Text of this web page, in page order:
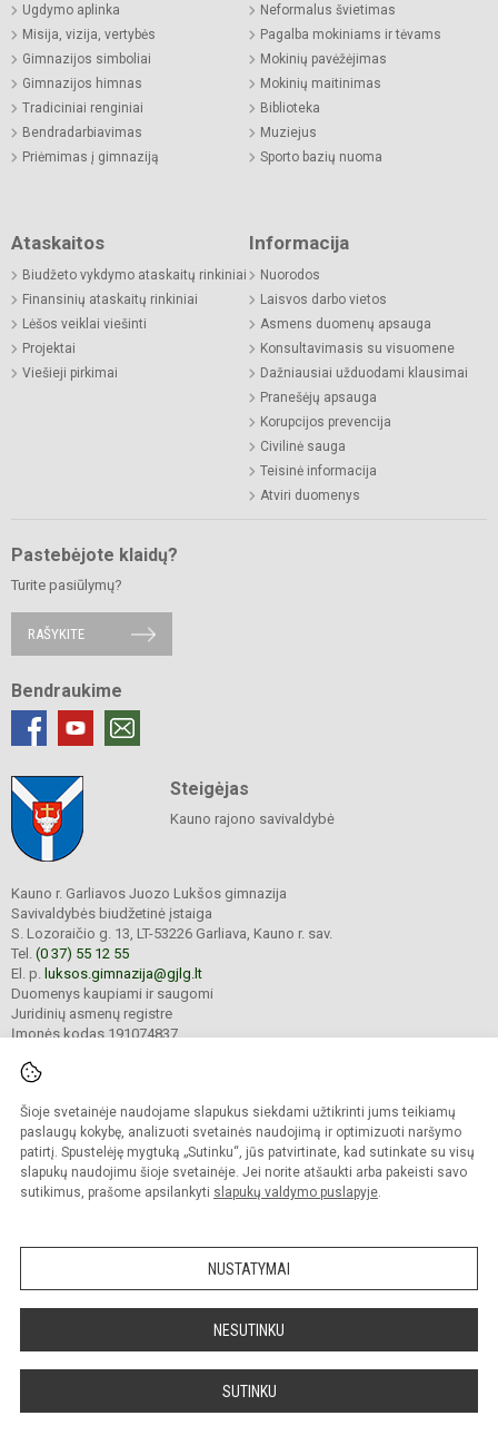
Šioje svetainėje naudojame slapukus siekdami užtikrinti jums teikiamų
paslaugų kokybę, analizuoti svetainės naudojimą ir optimizuoti naršymo
patirtį. Spustelėję mygtuką „Sutinku“, jūs patvirtinate, kad sutinkate su visų
slapukų naudojimu šioje svetainėje. Jei norite atšaukti arba pakeisti savo
sutikimus, prašome apsilankyti slapukų valdymo puslapyje.
NUSTATYMAI
NESUTINKU
SUTINKU
Ugdymo aplinka
Misija, vizija, vertybės
Gimnazijos simboliai
Gimnazijos himnas
Tradiciniai renginiai
Bendradarbiavimas
Priėmimas į gimnaziją
Neformalus švietimas
Pagalba mokiniams ir tėvams
Mokinių pavėžėjimas
Mokinių maitinimas
Biblioteka
Muziejus
Sporto bazių nuoma
Ataskaitos
Biudžeto vykdymo ataskaitų rinkiniai
Finansinių ataskaitų rinkiniai
Lėšos veiklai viešinti
Projektai
Viešieji pirkimai
Informacija
Nuorodos
Laisvos darbo vietos
Asmens duomenų apsauga
Konsultavimasis su visuomene
Dažniausiai užduodami klausimai
Pranešėjų apsauga
Korupcijos prevencija
Civilinė sauga
Teisinė informacija
Atviri duomenys
Pastebėjote klaidų?
Turite pasiūlymų?
RAŠYKITE
Bendraukime
Steigėjas
Kauno rajono savivaldybė
Kauno r. Garliavos Juozo Lukšos gimnazija
Savivaldybės biudžetinė įstaiga
S. Lozoraičio g. 13, LT-53226 Garliava, Kauno r. sav.
Tel. (0 37) 55 12 55
El. p. luksos.gimnazija@gjlg.lt
Duomenys kaupiami ir saugomi
Juridinių asmenų registre
Įmonės kodas 191074837
© 2025. Kauno r. Garliavos Juozo Lukšos gimnazija. Visos teisės saugomos.
Kopijuoti turinį be raštiško gimnazijos sutikimo griežtai draudžiama.
Prieinamumo paraiška Slapukų valdymas
Sumanus būdas atnaujinti